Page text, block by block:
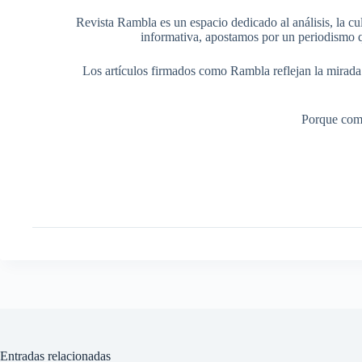
Revista Rambla es un espacio dedicado al análisis, la
informativa, apostamos por un periodismo
Los artículos firmados como Rambla reflejan la
Porque
Entradas relacionadas